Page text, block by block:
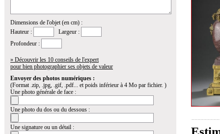
Dimensions de l'objet (en cm) :
Hauteur :
Largeur :
Profondeur :
» Découvrir les 10 conseils de l'expert
pour bien photographier ses objets de valeur
Envoyer des photos numériques :
(Format .zip, .jpg, .gif, .pdf... et poids inférieur à 4 Mo par fichier. )
Une photo générale de face :
Une photo du dos ou du dessous :
Une signature ou un détail :